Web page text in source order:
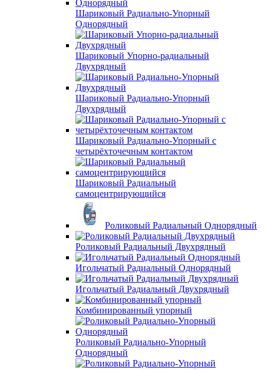
Шариковый Радиально-Упорный
Однорядный
Шариковый Упорно-радиальный
Двухрядный
Шариковый Радиально-Упорный
Двухрядный
Шариковый Радиально-Упорный с
четырёхточечным контактом
Шариковый Радиальный
самоцентрирующийся
Роликовый Радиальный Однорядный
Роликовый Радиальный Двухрядный
Игольчатый Радиальный Однорядный
Игольчатый Радиальный Двухрядный
Комбинированный упорный
Роликовый Радиально-Упорный
Однорядный